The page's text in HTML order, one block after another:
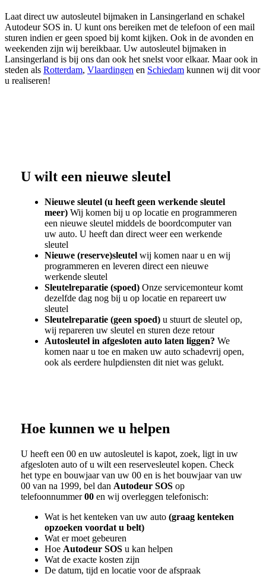
Laat direct uw autosleutel bijmaken in Lansingerland en schakel
Autodeur SOS in. U kunt ons bereiken met de telefoon of een mail
sturen indien er geen spoed bij komt kijken. Ook in de avonden en
weekenden zijn wij bereikbaar. Uw autosleutel bijmaken in
Lansingerland is bij ons dan ook het snelst voor elkaar. Maar ook in
steden als Rotterdam, Vlaardingen en Schiedam kunnen wij dit voor
u realiseren!
U wilt een nieuwe sleutel
Nieuwe sleutel (u heeft geen werkende sleutel
meer) Wij komen bij u op locatie en programmeren
een nieuwe sleutel middels de boordcomputer van
uw auto. U heeft dan direct weer een werkende
sleutel
Nieuwe (reserve)sleutelwij komen naar u en wij
programmeren en leveren direct een nieuwe
werkende sleutel
Sleutelreparatie (spoed)Onze servicemonteur komt
dezelfde dag nog bij u op locatie en repareert uw
sleutel
Sleutelreparatie (geen spoed) u stuurt de sleutel op,
wij repareren uw sleutel en sturen deze retour
Autosleutel in afgesloten auto laten liggen? We
komen naar u toe en maken uw auto schadevrij open,
ook als eerdere hulpdiensten dit niet was gelukt.
Hoe kunnen we u helpen
U heeft een 00en uw autosleutel is kapot, zoek, ligt in uw
afgesloten auto of u wilt een reservesleutel kopen. Check
het type en bouwjaar van uw 00en is het bouwjaar van uw
00van na 1999, bel dan Autodeur SOSop
telefoonnummer00en wij overleggen telefonisch:
Wat is het kenteken van uw auto (graag kenteken
opzoeken voordat u belt)
Wat er moet gebeuren
Hoe Autodeur SOSu kan helpen
Wat de exacte kosten zijn
De datum, tijd en locatie voor de afspraak